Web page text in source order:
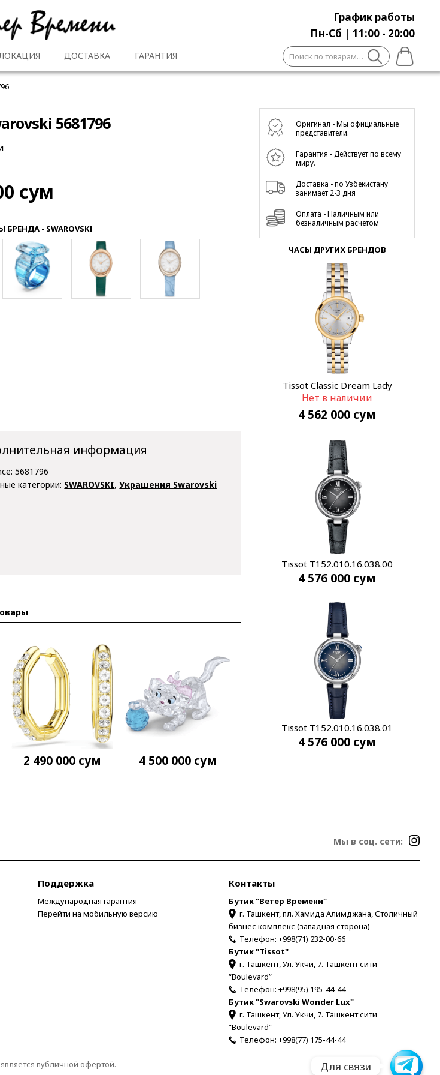
График работы
Пн-Сб | 11:00 - 20:00
ДОСТАВКА ГАРАНТИЯ Искать:
5681796
сум
- SWAROVSKI
информация
5681796
категории: SWAROVSKI,Украшения Swarovski
2 490 000 сум 4 500 000 сум
Оригинал - Мы официальные
представители.
Гарантия - Действует по всему
миру.
Доставка - по Узбекистану
занимает 2-3 дня
Оплата - Наличным или
безналичным расчетом
ЧАСЫ ДРУГИХ БРЕНДОВ
Tissot Classic Dream Lady
T129.210.22.031.00
Нет в наличии
4 562 000 сум
Tissot T152.010.16.038.00
4 576 000 сум
Tissot T152.010.16.038.01
4 576 000 сум
Мы в соц. сети:
Поддержка
Международная гарантия
Перейти на мобильную версию
Контакты
Бутик "Ветер Времени"
г. Ташкент, пл. Хамида Алимджана, Столичный
бизнес комплекс (западная сторона)
Телефон: +998(71) 232-00-66
Бутик "Tissot"
г. Ташкент, Ул. Укчи, 7. Ташкент сити
“Boulevard”
Телефон: +998(95) 195-44-44
Бутик "Swarovski Wonder Lux"
г. Ташкент, Ул. Укчи, 7. Ташкент сити
“Boulevard”
Телефон: +998(77) 175-44-44
публичной офертой. Для связи